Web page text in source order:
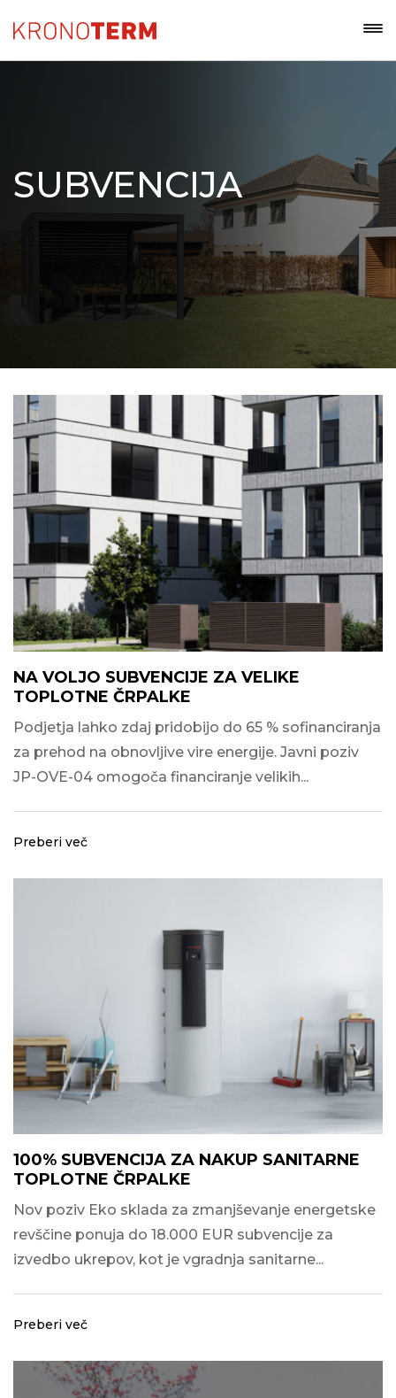
SUBVENCIJA
NA VOLJO SUBVENCIJE ZA VELIKE
TOPLOTNE ČRPALKE
Podjetja lahko zdaj pridobijo do 65 % sofinanciranja
za prehod na obnovljive vire energije. Javni poziv
JP-OVE-04 omogoča financiranje velikih...
Preberi več
100% SUBVENCIJA ZA NAKUP SANITARNE
TOPLOTNE ČRPALKE
Nov poziv Eko sklada za zmanjševanje energetske
revščine ponuja do 18.000 EUR subvencije za
izvedbo ukrepov, kot je vgradnja sanitarne...
Preberi več